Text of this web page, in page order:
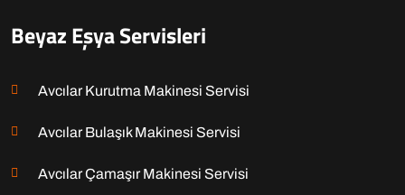
Beyaz Eşya Servisleri
Avcılar Kurutma Makinesi Servisi
Avcılar Bulaşık Makinesi Servisi
Avcılar Çamaşır Makinesi Servisi